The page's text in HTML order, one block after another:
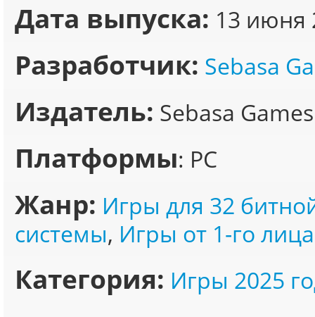
Дата выпуска: 13 июня
Разработчик: Sebasa
Издатель: Sebasa Games
Платформы: PC
Жанр: Игры для 32
системы, Игры от 1-го лица
Категория: Игры 2025